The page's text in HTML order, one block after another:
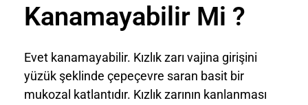
Kanamayabilir Mi ?
Evet kanamayabilir. Kızlık zarı vajina girişini
yüzük şeklinde çepeçevre saran basit bir
mukozal katlantıdır. Kızlık zarının kanlanması